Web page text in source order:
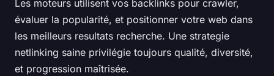
Les moteurs utilisent vos backlinks pour crawler,
évaluer la popularité, et positionner votre web dans
les meilleurs resultats recherche. Une strategie
netlinking saine privilégie toujours qualité, diversité,
et progression maîtrisée.